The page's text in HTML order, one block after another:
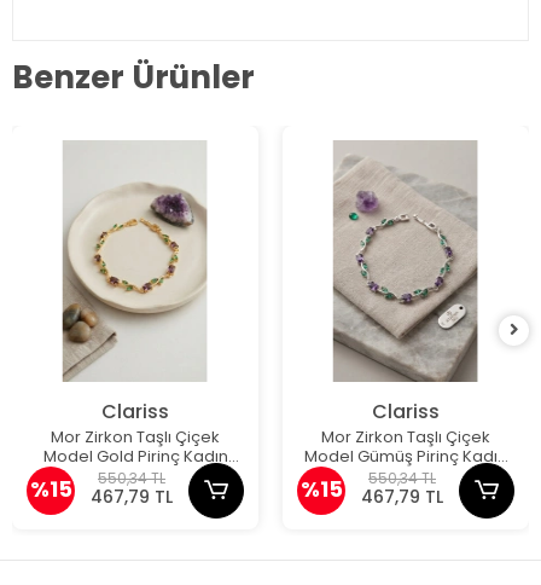
Benzer Ürünler
Clariss
Mor Zirkon Taşlı Çiçek
Model Gold Pirinç Kadın
Bileklik
%15 550,34 TL
467,79 TL
Clariss
Mor Zirkon Taşlı Çiçek
Model Gümüş Pirinç Kadın
Bileklik
%15 550,34 TL
467,79 TL